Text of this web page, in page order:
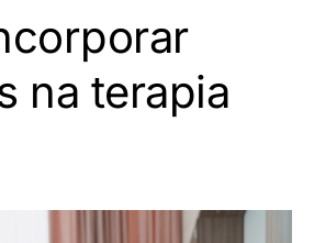
na terapia